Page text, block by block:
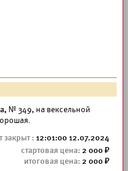
№ 349, на вексельной
12:01:00 12.07.2024
2 000
2 000